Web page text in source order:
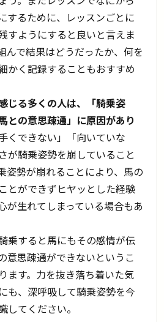
するために、レッスンごとに
すようにすると良いと言えま
んで結果はどうだったか、何を
かく記録することもおすすめ
じる多くの人は、「騎乗姿
との意思疎通」に原因があり
くできない」「向いていな
が騎乗姿勢を崩していること
姿勢が崩れることにより、馬の
とができずヒヤッとした経験
が生れてしまっている場合もあ
乗すると馬にもその感情が伝
意思疎通ができないというこ
ます。力を抜き落ち着いた気
も、深呼吸して騎乗姿勢を今
してください。